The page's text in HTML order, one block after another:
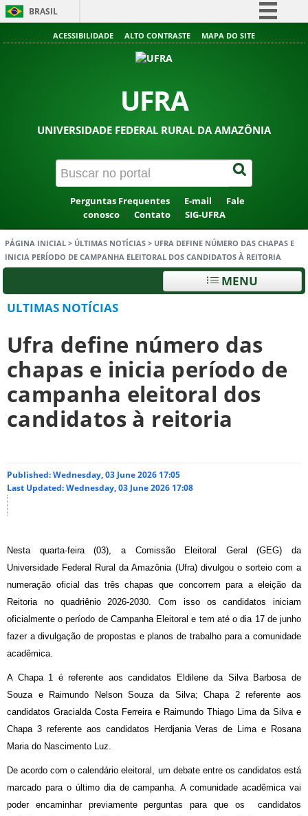
BRASIL
Simplifique!
Acesso à informação
ACESSIBILIDADE ALTO CONTRASTE MAPA DO SITE
UFRA
UNIVERSIDADE FEDERAL RURAL DA AMAZÔNIA
Perguntas Frequentes E-mail
Fale
conosco
Contato SIG-UFRA
PÁGINA INICIAL > ÚLTIMAS NOTÍCIAS > UFRA DEFINE NÚMERO DAS CHAPAS E
INICIA PERÍODO DE CAMPANHA ELEITORAL DOS CANDIDATOS À REITORIA
MENU
ULTIMAS NOTÍCIAS
Ufra define número das
chapas e inicia período de
campanha eleitoral dos
candidatos à reitoria
Published: Wednesday, 03 June 2026 17:05
Last Updated: Wednesday, 03 June 2026 17:08
Nesta quarta-feira (03), a Comissão Eleitoral Geral (GEG) da
Universidade Federal Rural da Amazônia (Ufra) divulgou o sorteio com a
numeração oficial das três chapas que concorrem para a eleição da
Reitoria no quadriênio 2026-2030. Com isso os candidatos iniciam
oficialmente o período de Campanha Eleitoral e tem até o dia 17 de junho
fazer a divulgação de propostas e planos de trabalho para a comunidade
acadêmica.
A Chapa 1 é referente aos candidatos Eldilene da Silva Barbosa de
Souza e Raimundo Nelson Souza da Silva; Chapa 2 referente aos
candidatos Gracialda Costa Ferreira e Raimundo Thiago Lima da Silva e
Chapa 3 referente aos candidatos Herdjania Veras de Lima e Rosana
Maria do Nascimento Luz.
De acordo com o calendário eleitoral, um debate entre os candidatos está
marcado para o último dia de campanha. A comunidade acadêmica vai
poder encaminhar previamente perguntas para que os candidatos